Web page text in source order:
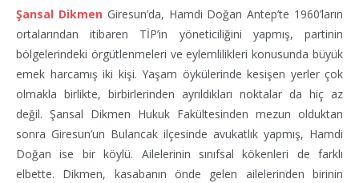
Şansal Dikmen Giresun’da, Hamdi Doğan Antep’te 1960’ların
ortalarından itibaren TİP’in yöneticiliğini yapmış, partinin
bölgelerindeki örgütlenmeleri ve eylemlilikleri konusunda büyük
emek harcamış iki kişi. Yaşam öykülerinde kesişen yerler çok
olmakla birlikte, birbirlerinden ayrıldıkları noktalar da hiç az
değil. Şansal Dikmen Hukuk Fakültesinden mezun olduktan
sonra Giresun’un Bulancak ilçesinde avukatlık yapmış, Hamdi
Doğan ise bir köylü. Ailelerinin sınıfsal kökenleri de farklı
elbette. Dikmen, kasabanın önde gelen ailelerinden birinin